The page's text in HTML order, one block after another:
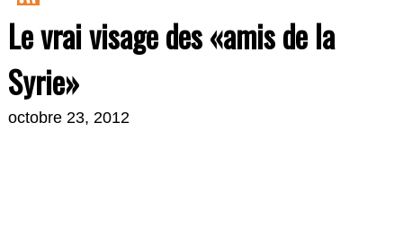
RSS
Le vrai visage des «amis de la
Syrie»
octobre 23, 2012